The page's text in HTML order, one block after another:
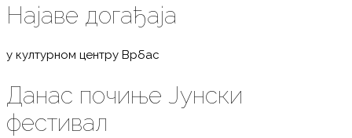
Најаве догађаја
у културном центру Врбас
Данас почиње Јунски
фестивал